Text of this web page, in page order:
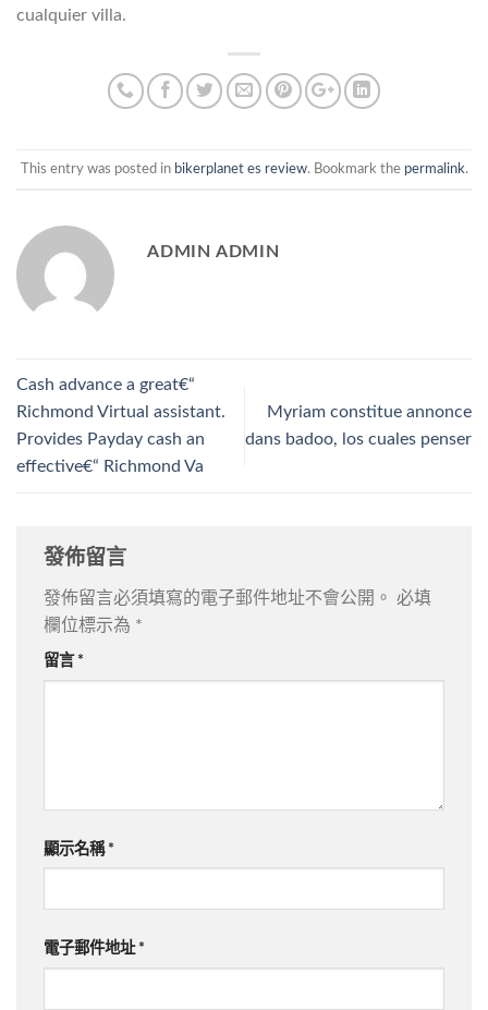
cualquier villa.
This entry was posted in bikerplanet es review. Bookmark the permalink.
ADMIN ADMIN
Cash advance a great€“
Richmond Virtual assistant.
Provides Payday cash an
effective€“ Richmond Va
Myriam constitue annonce
dans badoo, los cuales penser
發佈留言
發佈留言必須填寫的電子郵件地址不會公開。
必填
欄位標示為 *
留言 *
顯示名稱 *
電子郵件地址 *